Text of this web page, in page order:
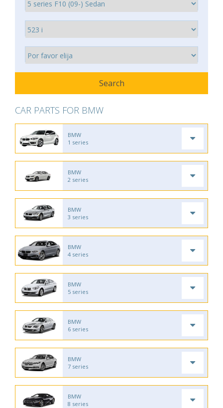
CAR PARTS FOR BMW
BMW
1 series
BMW
2 series
BMW
3 series
BMW
4 series
BMW
5 series
BMW
6 series
BMW
7 series
BMW
8 series